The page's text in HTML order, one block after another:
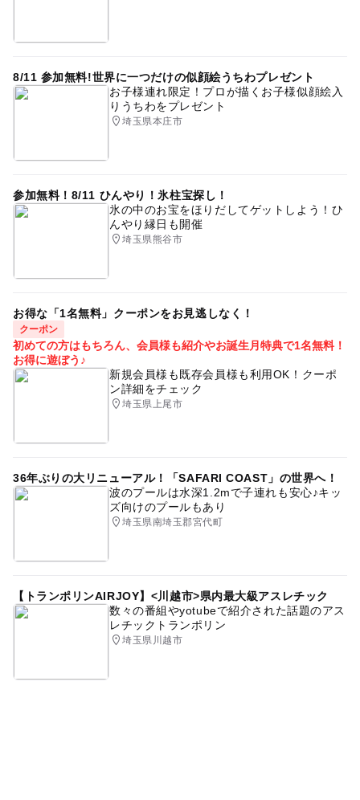
8/11 参加無料!世界に一つだけの似顔絵うちわプレゼント
お子様連れ限定！プロが描くお子様似顔絵入
りうちわをプレゼント
埼玉県本庄市
参加無料！8/11 ひんやり！氷柱宝探し！
氷の中のお宝をほりだしてゲットしよう！ひ
んやり縁日も開催
埼玉県熊谷市
お得な「1名無料」クーポンをお見逃しなく！
クーポン
初めての方はもちろん、会員様も紹介やお誕生月特典で1名無料！
お得に遊ぼう♪
新規会員様も既存会員様も利用OK！クーポ
ン詳細をチェック
埼玉県上尾市
36年ぶりの大リニューアル！「SAFARI COAST」の世界へ！
波のプールは水深1.2mで子連れも安心♪キッ
ズ向けのプールもあり
埼玉県南埼玉郡宮代町
【トランポリンAIRJOY】<川越市>県内最大級アスレチック
数々の番組やyotubeで紹介された話題のアス
レチックトランポリン
埼玉県川越市